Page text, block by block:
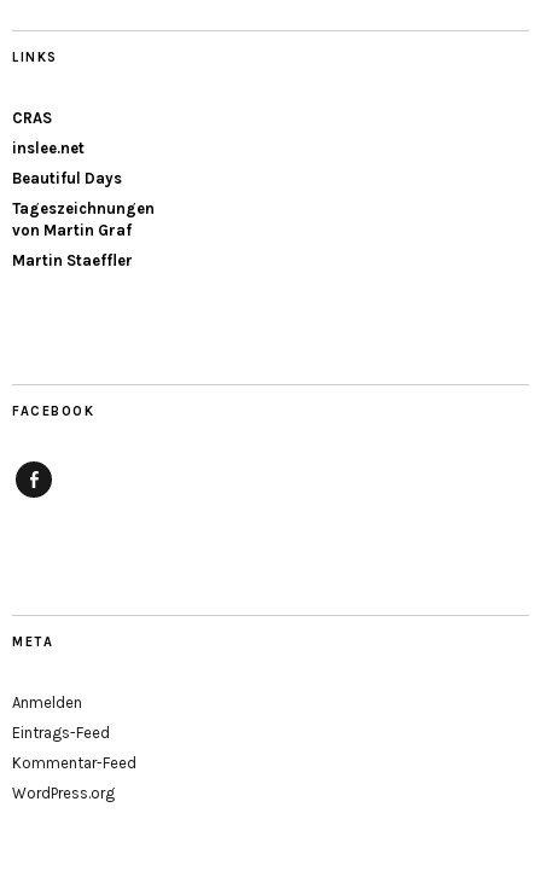
LINKS
CRAS
inslee.net
Beautiful Days
Tageszeichnungen
von Martin Graf
Martin Staeffler
FACEBOOK
META
Anmelden
Eintrags-Feed
Kommentar-Feed
WordPress.org